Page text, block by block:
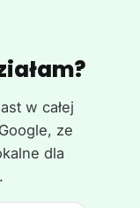
w całej
ze
dla